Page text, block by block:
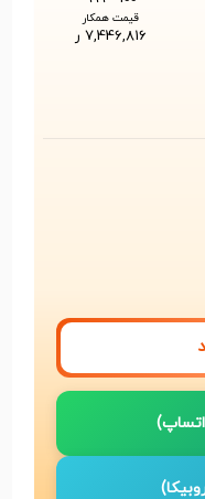
قیمت همکار
7,446,816 ر